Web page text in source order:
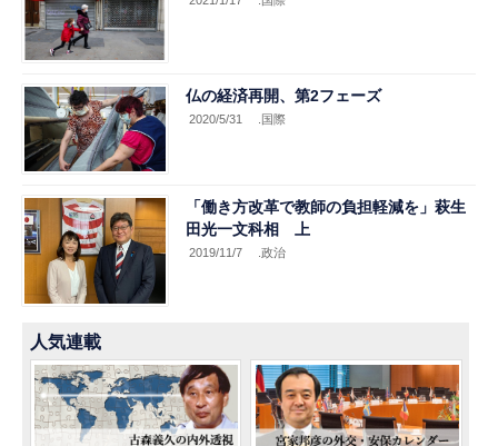
仏の経済再開、第2フェーズ
2020/5/31 .国際
「働き方改革で教師の負担軽減を」萩生
田光一文科相 上
2019/11/7 .政治
人気連載